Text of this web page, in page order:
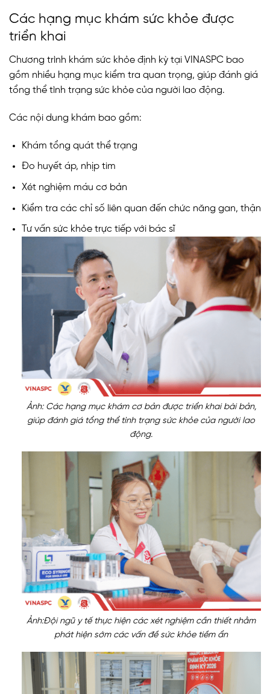
Các hạng mục khám sức khỏe được
triển khai
Chương trình khám sức khỏe định kỳ tại VINASPC bao
gồm nhiều hạng mục kiểm tra quan trọng, giúp đánh giá
tổng thể tình trạng sức khỏe của người lao động.
Các nội dung khám bao gồm:
Khám tổng quát thể trạng
Đo huyết áp, nhịp tim
Xét nghiệm máu cơ bản
Kiểm tra các chỉ số liên quan đến chức năng gan, thận
Tư vấn sức khỏe trực tiếp với bác sĩ
Ảnh: Các hạng mục khám cơ bản được triển khai bài bản,
giúp đánh giá tổng thể tình trạng sức khỏe của người lao
động.
Ảnh:Đội ngũ y tế thực hiện các xét nghiệm cần thiết nhằm
phát hiện sớm các vấn đề sức khỏe tiềm ẩn